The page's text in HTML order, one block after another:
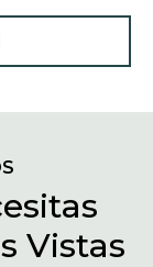
Vistas